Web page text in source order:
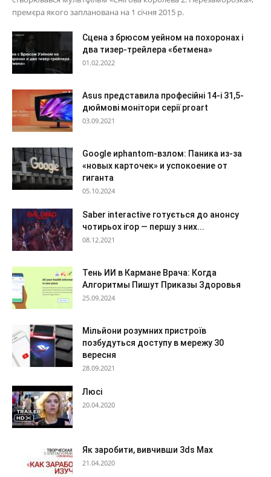
премєра якого запланована на 1 січня 2015 р.
Сцена з брюсом уейном на похоронах і
два тизер-трейлера «бетмена»
01.02.2022
Asus представила професійні 14-і 31,5-
дюймові монітори серії proart
03.09.2021
Google иphantom-взлом: Паника из-за
«новых карточек» и успокоение от
гиганта
05.10.2024
Saber interactive готується до анонсу
чотирьох ігор — першу з них...
08.12.2021
Тень ИИ в Кармане Врача: Когда
Алгоритмы Пишут Приказы Здоровья
25.09.2024
Мільйони розумних пристроїв
позбудуться доступу в мережу 30
вересня
28.09.2021
Люсі
20.04.2020
Як заробити, вивчивши 3ds Max
21.04.2020